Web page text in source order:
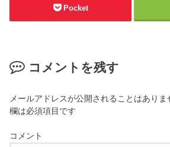
Pocket
コメントを残す
メールアドレスが公開されることはありま
欄は必須項目です
コメント